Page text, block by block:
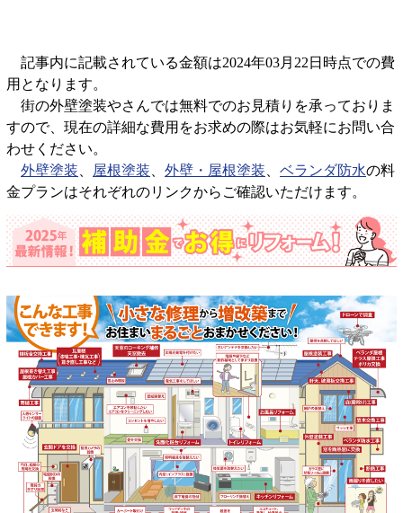
記事内に記載されている金額は2024年03月22日時点での費
用となります。
街の外壁塗装やさんでは無料でのお見積りを承っておりま
すので、現在の詳細な費用をお求めの際はお気軽にお問い合
わせください。
外壁塗装
屋根塗装 外壁・屋根塗装 ベランダ防水の料
金プランはそれぞれのリンクからご確認いただけます。